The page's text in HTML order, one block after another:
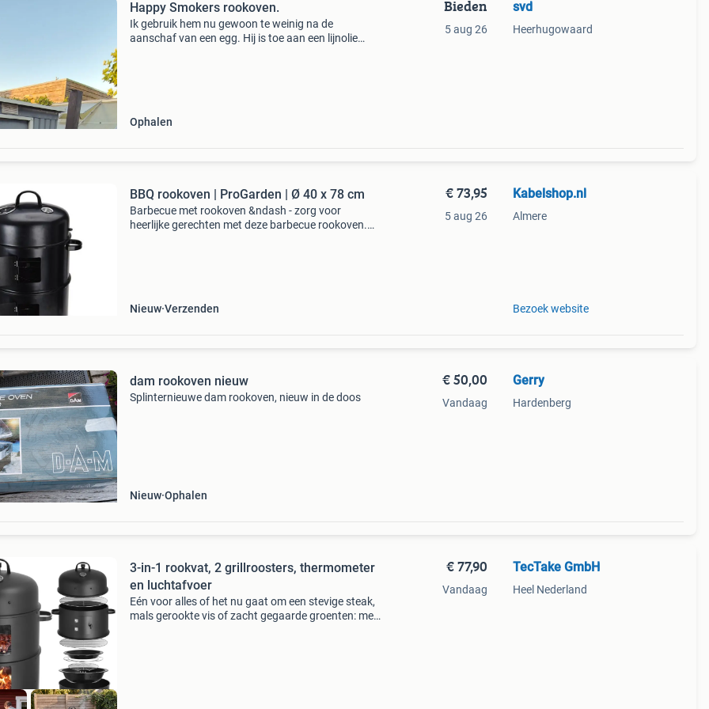
Happy Smokers rookoven.
Ik gebruik hem nu gewoon te weinig na de
aanschaf van een egg. Hij is toe aan een lijnolie
Ophalen
Bieden
5 aug 26
svd
Heerhugowaard
BBQ rookoven | ProGarden | Ø 40 x 78 cm
Barbecue met rookoven &ndash - zorg voor
heerlijke gerechten met deze barbecue rookoven.
Nieuw Verzenden
€ 73,95
5 aug 26
Kabelshop.nl
Almere
Bezoek website
dam rookoven nieuw
Splinternieuwe dam rookoven, nieuw in de doos
Nieuw Ophalen
€ 50,00
Vandaag
Gerry
Hardenberg
3-in-1 rookvat, 2 grillroosters, thermometer
en luchtafvoer
Eén voor alles of het nu gaat om een stevige steak,
mals gerookte vis of zacht gegaarde groenten: met
€ 77,90
Vandaag
TecTake GmbH
Heel Nederland